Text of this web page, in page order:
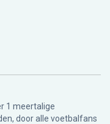
1 meertalige
door alle voetbalfans